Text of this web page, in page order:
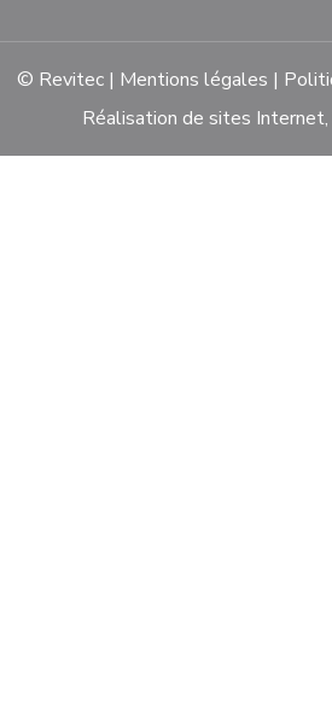
© Revitec | Mentions légales |
Réalisation de sites Internet,